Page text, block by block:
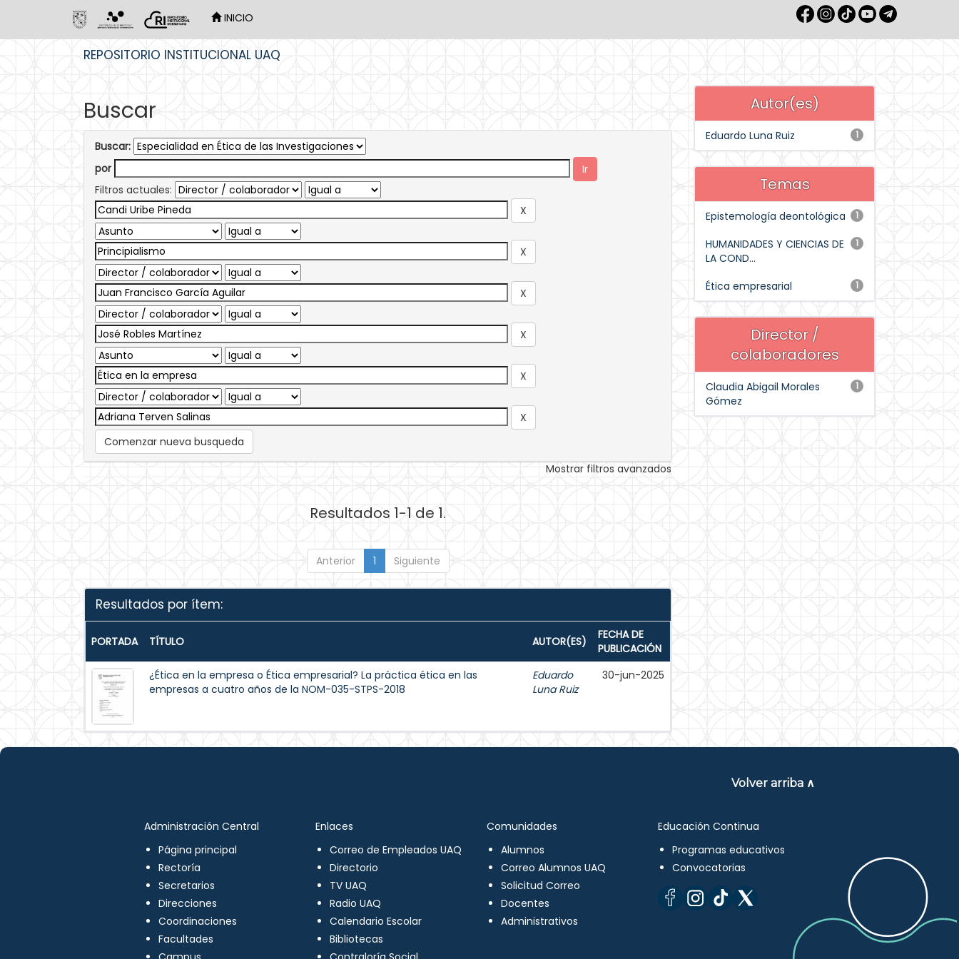
INICIO
REPOSITORIO INSTITUCIONAL UAQ
Buscar
Buscar:
por
Filtros actuales:
Comenzar nueva busqueda
Mostrar filtros avanzados
Resultados 1-1 de 1.
Anterior 1 Siguiente
Resultados por ítem:
PORTADA TÍTULO AUTOR(ES)
FECHA DE
PUBLICACIÓN
¿Ética en la empresa o Ética empresarial? La práctica ética en las
empresas a cuatro años de la NOM-035-STPS-2018
Eduardo
Luna Ruiz
30-jun-2025
Autor(es)
1
Eduardo Luna Ruiz
Temas
1
Epistemología deontológica
1
HUMANIDADES Y CIENCIAS DE
LA COND...
1
Ética empresarial
Director /
colaboradores
1
Claudia Abigail Morales
Gómez
Volver arriba ∧
Administración Central
Página principal
Rectoría
Secretarios
Direcciones
Coordinaciones
Facultades
Enlaces
Correo de Empleados UAQ
Directorio
TV UAQ
Radio UAQ
Calendario Escolar
Bibliotecas
Comunidades
Alumnos
Correo Alumnos UAQ
Solicitud Correo
Docentes
Administrativos
Educación Continua
Programas educativos
Convocatorias